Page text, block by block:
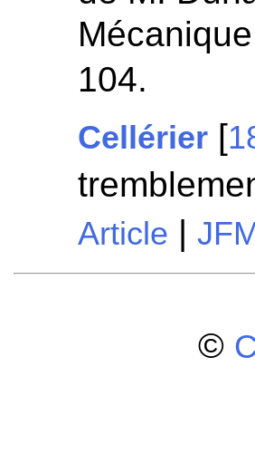
104.
Cellérier [
Article |
©